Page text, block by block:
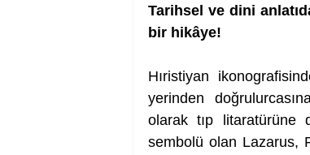
Tarihsel ve dini
bir hikâye!
Hıristiyan
yerinden
olarak tıp litaratürüne
sembolü olan Lazarus,